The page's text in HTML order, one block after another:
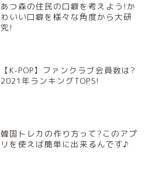
あつ森の住民の口癖を考えよう!か
わいい口癖を様々な角度から大研
究!
【K-POP】ファンクラブ会員数は?
2021年ランキングTOP5!
韓国トレカの作り方って?このアプ
リを使えば簡単に出来るんです♪